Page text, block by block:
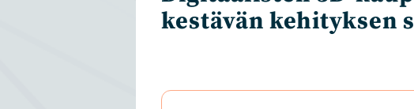
kestävän kehityksen